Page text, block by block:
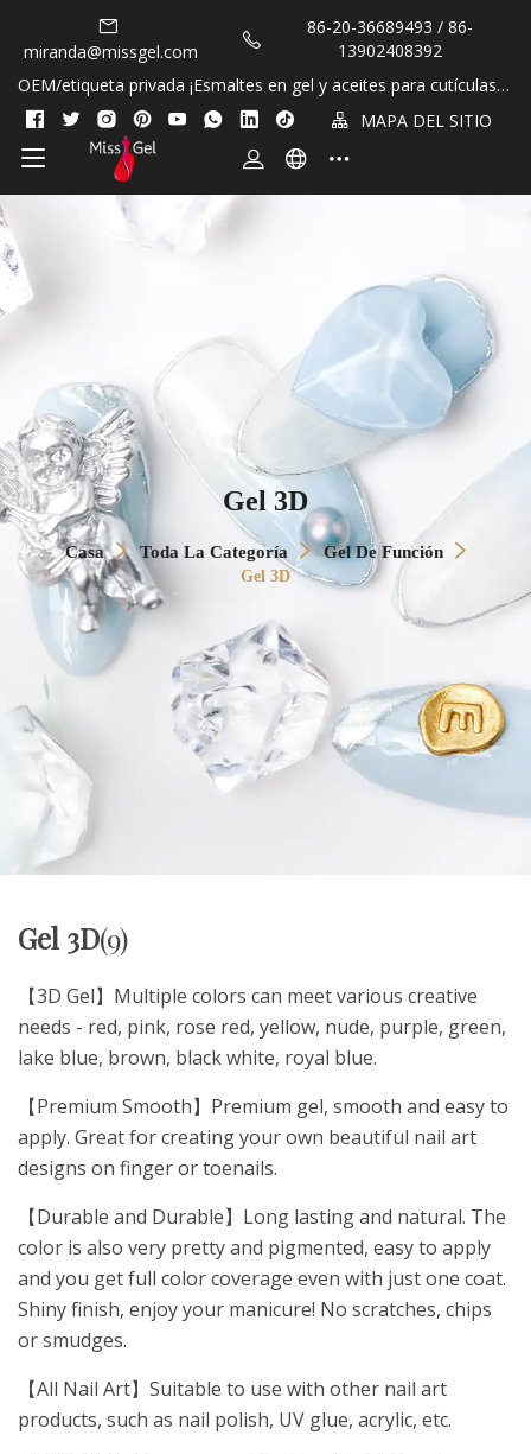
miranda@missgel.com
86-20-36689493 / 86-
13902408392
OEM/etiqueta privada ¡Esmaltes en gel y aceites para cutículas si
n HEMA y sin TPO!
MAPA DEL SITIO
Gel 3D
Casa Toda La Categoría Gel De Función
Gel 3D
Gel 3D(9)
【3D Gel】Multiple colors can meet various creative
needs - red, pink, rose red, yellow, nude, purple, green,
lake blue, brown, black white, royal blue.
【Premium Smooth】Premium gel, smooth and easy to
apply. Great for creating your own beautiful nail art
designs on finger or toenails.
【Durable and Durable】Long lasting and natural. The
color is also very pretty and pigmented, easy to apply
and you get full color coverage even with just one coat.
Shiny finish, enjoy your manicure! No scratches, chips
or smudges.
【All Nail Art】Suitable to use with other nail art
products, such as nail polish, UV glue, acrylic, etc.